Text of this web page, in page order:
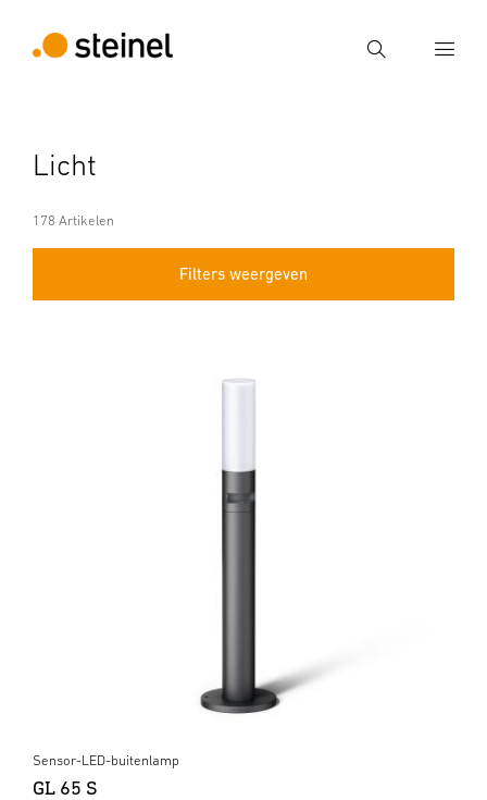
Zoek
Zoek
Licht
178 Artikelen
Filters weergeven
Sensor-LED-buitenlamp
GL 65 S